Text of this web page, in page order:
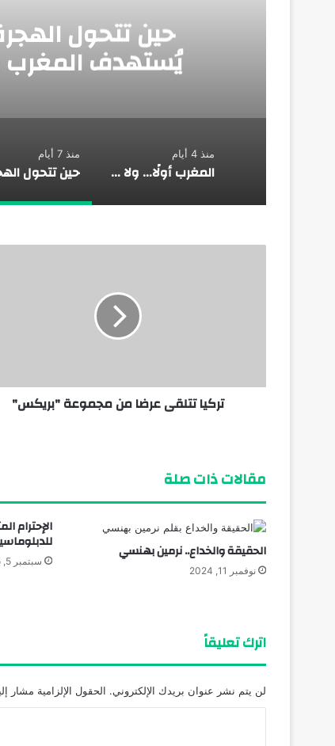
حين تتحول
يُستهدف المغرب
منذ 4 أيام
المغرب أولًا… ولا غالب إلا الله
منذ 7 أيام
تركيا تتلقى عرضا من مجموعة "بريكس"
مقالات ذات صلة
الحقيقة والخداع.. نرمين بهنسي
نوفمبر 11, 2024
الإحترام
سبتمبر 5, 2025
اترك تعليقاً
لن يتم نشر عنوان بريدك الإلكتروني. الحقول الإلزامية مشار